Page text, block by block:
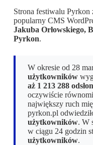
Strona festiwalu Pyrkon
popularny CMS
Jakuba Orłowskiego,
Pyrkon.
W okresie od 28
użytkowników
aż 1 213 288 odsłon
oczywiście
największy ruch
pyrkon.pl
użytkowników. W
w ciągu 24 godzin
użytkowników.